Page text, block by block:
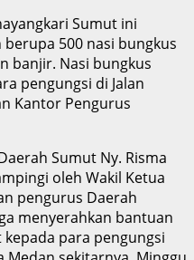
Sumut ini
500 nasi bungkus
banjir. Nasi bungkus
pengungsi di Jalan
Kantor Pengurus
Sumut Ny. Risma
oleh Wakil Ketua
pengurus Daerah
menyerahkan bantuan
para pengungsi